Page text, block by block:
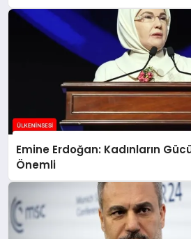
Emine Erdoğan: Kadınların
Önemli